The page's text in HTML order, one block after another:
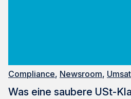
Compliance, Newsroom,
Was eine saubere USt-